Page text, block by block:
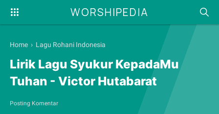
WORSHIPEDIA
Home › Lagu Rohani Indonesia
Lirik Lagu Syukur KepadaMu
Tuhan - Victor Hutabarat
Posting Komentar